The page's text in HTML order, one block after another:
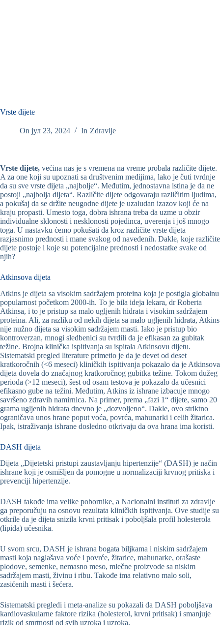
Vrste dijete
On јул 23, 2024 In Zdravlje
Vrste dijete, većina nas je s vremena na vreme probala različite dijete.
A za one koji su upoznati sa društvenim medijima, lako je čuti tvrdnje
da su sve vrste dijeta „najbolje“. Međutim, jednostavna istina je da ne
postoji „najbolja dijeta“. Različite dijete odgovaraju različitim ljudima,
a pokušaj da se držite neugodne dijete je uzaludan izazov koji će na
kraju propasti. Umesto toga, dobra ishrana treba da uzme u obzir
individualne sklonosti i nesklonosti pojedinca, uverenja i još mnogo
toga. U nastavku ćemo pokušati da kroz različite vrste dijeta
razjasnimo prednosti i mane svakog od navedenih. Dakle, koje različite
dijete postoje i koje su potencijalne prednosti i nedostatke svake od
njih?
Atkinsova dijeta
Atkins je dijeta sa visokim sadržajem proteina koja je postigla globalnu
popularnost početkom 2000-ih. To je bila ideja lekara, dr Roberta
Atkinsa, i to je pristup sa malo ugljenih hidrata i visokim sadržajem
proteina. Ali, za razliku od nekih dijeta sa malo ugljenih hidrata, Atkins
nije nužno dijeta sa visokim sadržajem masti. Iako je pristup bio
kontroverzan, mnogi sledbenici su tvrdili da je efikasan za gubitak
težine. Brojna klinička ispitivanja su ispitala Atkinsovu dijetu.
Sistematski pregled literature primetio je da je devet od deset
kratkoročnih (<6 meseci) kliničkih ispitivanja pokazalo da je Atkinsova
dijeta dovela do značajnog kratkoročnog gubitka težine. Tokom dužeg
perioda (>12 meseci), šest od osam testova je pokazalo da učesnici
efikasno gube na težini. Međutim, Atkins iz ishrane izbacuje mnogo
savršeno zdravih namirnica. Na primer, prema „fazi 1“ dijete, samo 20
grama ugljenih hidrata dnevno je „dozvoljeno“. Dakle, ovo striktno
ograničava unos hrane poput voća, povrća, mahunarki i celih žitarica.
Ipak, istraživanja ishrane dosledno otkrivaju da ova hrana ima koristi.
DASH dijeta
Dijeta „Dijetetski pristupi zaustavljanju hipertenzije“ (DASH) je način
ishrane koji je osmišljen da pomogne u normalizaciji krvnog pritiska i
prevenciji hipertenzije.
DASH takođe ima velike pobornike, a Nacionalni instituti za zdravlje
ga preporučuju na osnovu rezultata kliničkih ispitivanja. Ove studije su
otkrile da je dijeta snizila krvni pritisak i poboljšala profil holesterola
(lipida) učesnika.
U svom srcu, DASH je ishrana bogata biljkama i niskim sadržajem
masti koja naglašava voće i povrće, žitarice, mahunarke, orašaste
plodove, semenke, nemasno meso, mlečne proizvode sa niskim
sadržajem masti, živinu i ribu. Takođe ima relativno malo soli,
zasićenih masti i šećera.
Sistematski pregledi i meta-analize su pokazali da DASH poboljšava
kardiovaskularne faktore rizika (holesterol, krvni pritisak) i smanjuje
rizik od smrtnosti od svih uzroka i uzroka.